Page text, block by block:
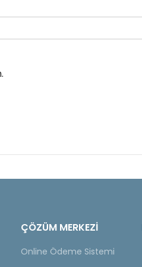
ÇÖZÜM MERKEZİ
Online Ödeme Sistemi